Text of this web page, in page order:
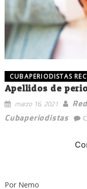
CUBAPERIODISTAS
Apellidos de
marzo 16, 2021
Cubaperiodistas
Por Nemo